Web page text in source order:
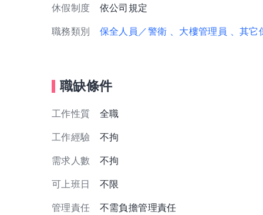
休假制度 依公司規定
職務類別 保全人員／警衛 、大樓管理員 、其
職缺條件
工作性質 全職
工作經驗 不拘
需求人數 不拘
可上班日 不限
管理責任 不需負擔管理責任